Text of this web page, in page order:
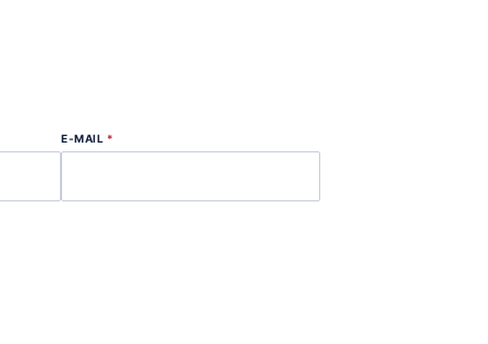
E-MAIL *